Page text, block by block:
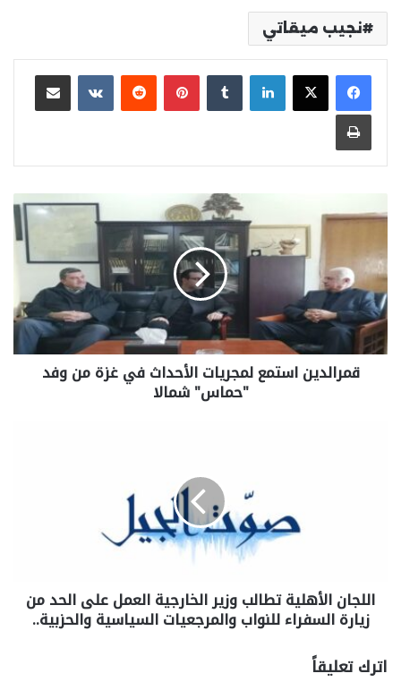
نجيب ميقاتي
لينكدإن بينتيريست مشاركة عبر البريد
طباعة
قمرالدين استمع لمجريات الأحداث في غزة من وفد
"حماس" شمالا
اللجان الأهلية تطالب وزير الخارجية العمل على الحد من
زيارة السفراء للنواب والمرجعيات السياسية والحزبية..
اترك تعليقاً